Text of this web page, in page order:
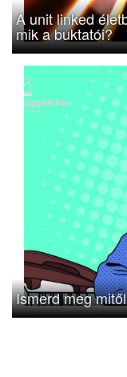
A unit linked
mik a buktatói?
Ismerd meg